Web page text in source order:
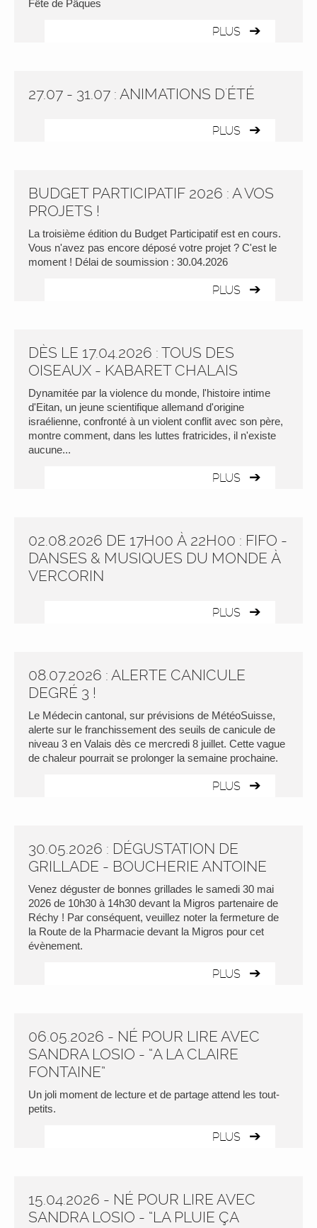
Fête de Pâques
PLUS
27.07 - 31.07 : ANIMATIONS D'ÉTÉ
PLUS
BUDGET PARTICIPATIF 2026 : A VOS
PROJETS !
La troisième édition du Budget Participatif est en cours.
Vous n'avez pas encore déposé votre projet ? C'est le
moment ! Délai de soumission : 30.04.2026
PLUS
DÈS LE 17.04.2026 : TOUS DES
OISEAUX - KABARET CHALAIS
Dynamitée par la violence du monde, l'histoire intime
d'Eitan, un jeune scientifique allemand d'origine
israélienne, confronté à un violent conflit avec son père,
montre comment, dans les luttes fratricides, il n'existe
aucune...
PLUS
02.08.2026 DE 17H00 À 22H00 : FIFO -
DANSES & MUSIQUES DU MONDE À
VERCORIN
PLUS
08.07.2026 : ALERTE CANICULE
DEGRÉ 3 !
Le Médecin cantonal, sur prévisions de MétéoSuisse,
alerte sur le franchissement des seuils de canicule de
niveau 3 en Valais dès ce mercredi 8 juillet. Cette vague
de chaleur pourrait se prolonger la semaine prochaine.
PLUS
30.05.2026 : DÉGUSTATION DE
GRILLADE - BOUCHERIE ANTOINE
Venez déguster de bonnes grillades le samedi 30 mai
2026 de 10h30 à 14h30 devant la Migros partenaire de
Réchy ! Par conséquent, veuillez noter la fermeture de
la Route de la Pharmacie devant la Migros pour cet
évènement.
PLUS
06.05.2026 - NÉ POUR LIRE AVEC
SANDRA LOSIO - “A LA CLAIRE
FONTAINE”
Un joli moment de lecture et de partage attend les tout-
petits.
PLUS
15.04.2026 - NÉ POUR LIRE AVEC
SANDRA LOSIO - “LA PLUIE ÇA